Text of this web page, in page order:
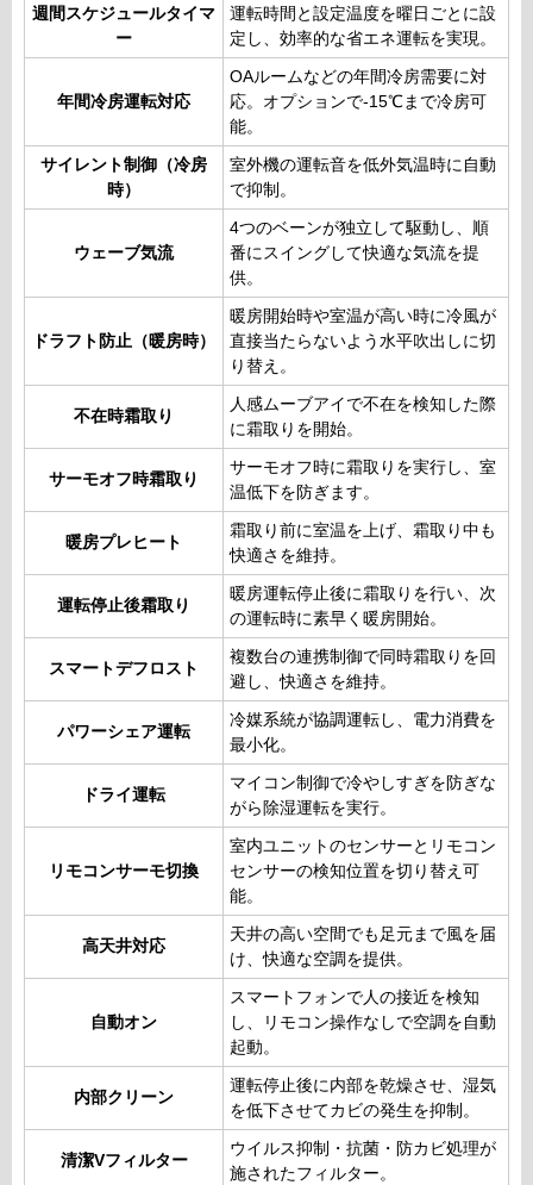
週間スケジュールタイマ
ー
運転時間と設定温度を曜日ごとに設
定し、効率的な省エネ運転を実現。
年間冷房運転対応
OAルームなどの年間冷房需要に対
応。オプションで-15℃まで冷房可
能。
サイレント制御（冷房
時）
室外機の運転音を低外気温時に自動
で抑制。
ウェーブ気流
4つのベーンが独立して駆動し、順
番にスイングして快適な気流を提
供。
ドラフト防止（暖房時）
暖房開始時や室温が高い時に冷風が
直接当たらないよう水平吹出しに切
り替え。
不在時霜取り
人感ムーブアイで不在を検知した際
に霜取りを開始。
サーモオフ時霜取り
サーモオフ時に霜取りを実行し、室
温低下を防ぎます。
暖房プレヒート
霜取り前に室温を上げ、霜取り中も
快適さを維持。
運転停止後霜取り
暖房運転停止後に霜取りを行い、次
の運転時に素早く暖房開始。
スマートデフロスト
複数台の連携制御で同時霜取りを回
避し、快適さを維持。
パワーシェア運転
冷媒系統が協調運転し、電力消費を
最小化。
ドライ運転
マイコン制御で冷やしすぎを防ぎな
がら除湿運転を実行。
リモコンサーモ切換
室内ユニットのセンサーとリモコン
センサーの検知位置を切り替え可
能。
高天井対応
天井の高い空間でも足元まで風を届
け、快適な空調を提供。
自動オン
スマートフォンで人の接近を検知
し、リモコン操作なしで空調を自動
起動。
内部クリーン
運転停止後に内部を乾燥させ、湿気
を低下させてカビの発生を抑制。
清潔Vフィルター
ウイルス抑制・抗菌・防カビ処理が
施されたフィルター。